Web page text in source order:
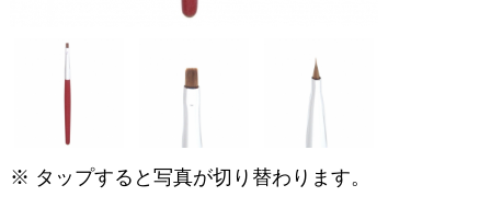
※ タップすると写真が切り替わります。